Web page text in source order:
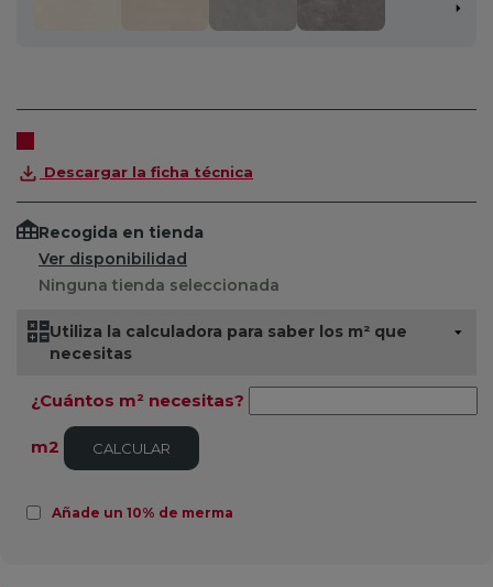
Descargar la ficha técnica
Recogida en tienda
Ver disponibilidad
Ninguna tienda seleccionada
Utiliza la calculadora para saber los m² que
necesitas
¿Cuántos m² necesitas?
m2 CALCULAR
Añade un 10% de merma